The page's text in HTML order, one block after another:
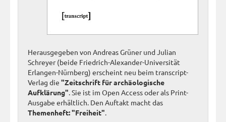
Herausgegeben von Andreas Grüner und Julian
Schreyer (beide Friedrich-Alexander-Universität
Erlangen-Nürnberg) erscheint neu beim transcript-
Verlag die "Zeitschrift für archäologische
Aufklärung". Sie ist im Open Access oder als Print-
Ausgabe erhältlich. Den Auftakt macht das
Themenheft: "Freiheit".